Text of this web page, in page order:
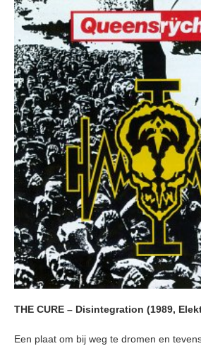
THE CURE – Disintegration (1989,
Een plaat om bij weg te dromen en